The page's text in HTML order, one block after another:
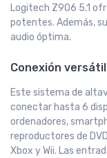
Logitech Z906 5.1
potentes. Además,
audio óptima.
Conexión
Este sistema de
conectar hasta 6
ordenadores,
reproductores de
Xbox y Wii. Las